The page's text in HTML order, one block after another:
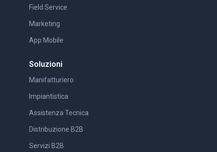
Field Service
Marketing
App Mobile
Soluzioni
Manifatturiero
Impiantistica
Assistenza Tecnica
Distribuzione B2B
Servizi B2B